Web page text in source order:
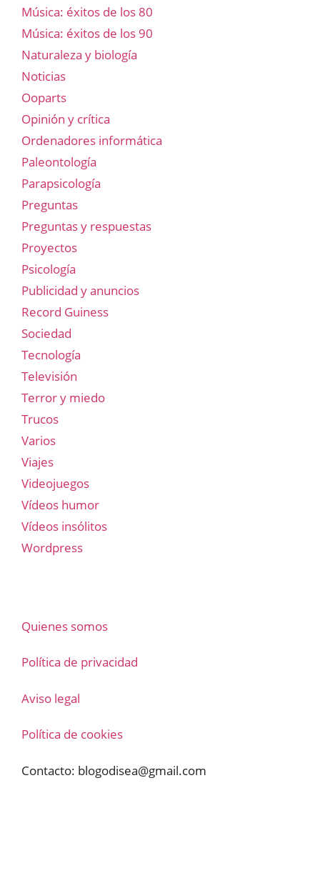
Música: éxitos de los 80
Música: éxitos de los 90
Naturaleza y biología
Noticias
Ooparts
Opinión y crítica
Ordenadores informática
Paleontología
Parapsicología
Preguntas
Preguntas y respuestas
Proyectos
Psicología
Publicidad y anuncios
Record Guiness
Sociedad
Tecnología
Televisión
Terror y miedo
Trucos
Varios
Viajes
Videojuegos
Vídeos humor
Vídeos insólitos
Wordpress
Quienes somos
Política de privacidad
Aviso legal
Política de cookies
Contacto: blogodisea@gmail.com